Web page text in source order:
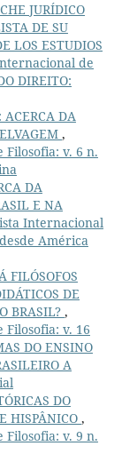
JURÍDICO
DE SU
LOS ESTUDIOS
de
DIREITO:
ACERCA DA
,
v. 6 n.
DA
E NA
Internacional
América
FILÓSOFOS
DE
BRASIL? ,
v. 16
DO ENSINO
A
DO
HISPÂNICO ,
v. 9 n.